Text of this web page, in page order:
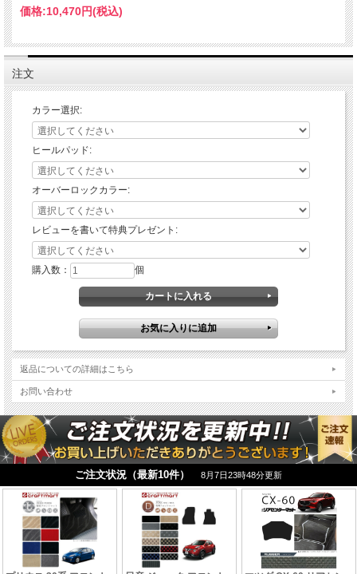
適合車種スズキ アルト
適合年式2021(令和3)年12月～
フロアマット5枚組
運転席 1枚 助手席 1枚
後部座席用 左右各1枚
リアセンター 1枚
価格:10,470円(税込)
注文
カラー選択:
ヒールパッド:
オーバーロックカラー:
レビューを書いて特典プレゼント:
購入数： 個
返品についての詳細はこちら
お問い合わせ